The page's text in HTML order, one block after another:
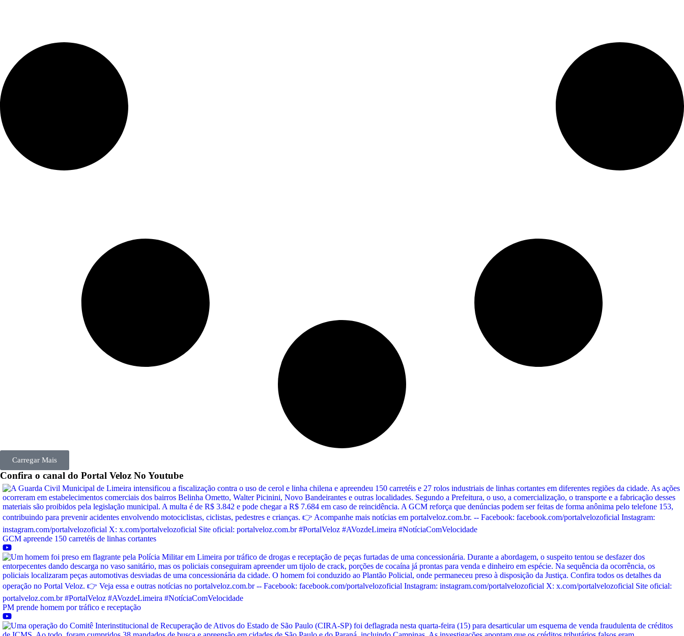
Carregar Mais
Confira o canal do Portal Veloz No Youtube
GCM apreende 150 carretéis de linhas cortantes
PM prende homem por tráfico e receptação